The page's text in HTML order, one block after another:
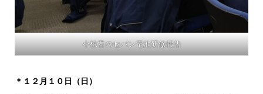
小椋君のセバン電池研修報告
＊１２月１０日（日）